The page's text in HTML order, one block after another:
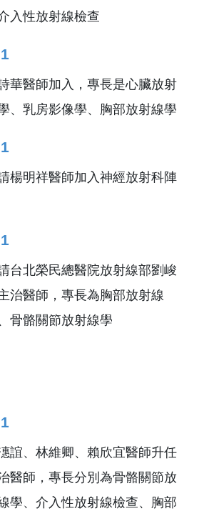
入性放射線檢查
華醫師加入，專長是心臟放射
、乳房影像學、胸部放射線學
楊明祥醫師加入神經放射科陣
台北榮民總醫院放射線部劉峻
治醫師，專長為胸部放射線
骨骼關節放射線學
誼、林維卿、賴欣宜醫師升任
醫師，專長分別為骨骼關節放
學、介入性放射線檢查、胸部